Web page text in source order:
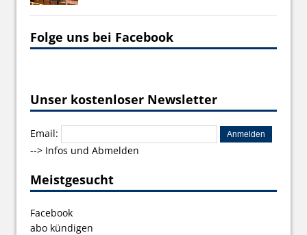
Folge uns bei Facebook
Unser kostenloser Newsletter
Email:
--> Infos und Abmelden
Meistgesucht
Facebook
abo kündigen